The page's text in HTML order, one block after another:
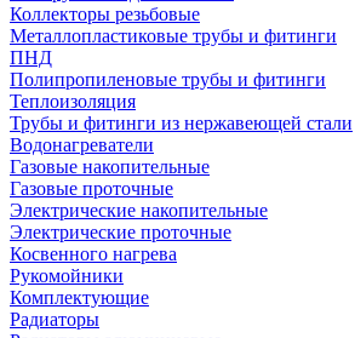
Коллекторы резьбовые
Металлопластиковые трубы и фитинги
ПНД
Полипропиленовые трубы и фитинги
Теплоизоляция
Трубы и фитинги из нержавеющей стали
Водонагреватели
Газовые накопительные
Газовые проточные
Электрические накопительные
Электрические проточные
Косвенного нагрева
Рукомойники
Комплектующие
Радиаторы